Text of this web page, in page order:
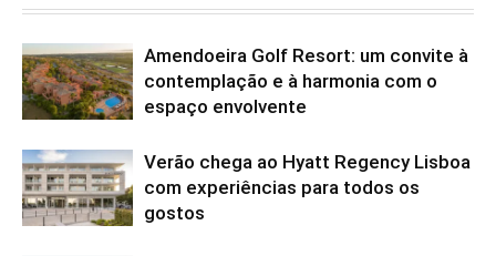
Amendoeira Golf Resort: um convite à
contemplação e à harmonia com o
espaço envolvente
Verão chega ao Hyatt Regency Lisboa
com experiências para todos os
gostos